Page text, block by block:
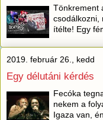
Tönkrement
csodálkozni,
ítélte! Egy
2019. február 26., kedd
Egy délutáni kérdés
Fecóka
nekem a
Igaza van,